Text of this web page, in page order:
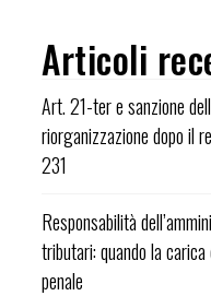
Articoli
Art. 21-ter e sanzione
riorganizzazione dopo il
231
Responsabilità
tributari: quando la
penale